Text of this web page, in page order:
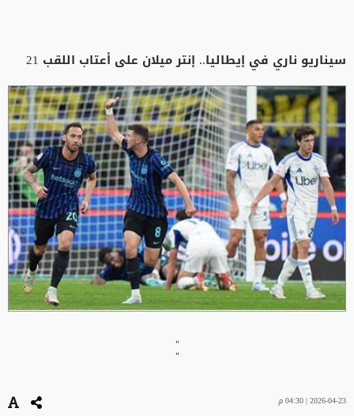
سيناريو ناري في إيطاليا.. إنتر ميلان على أعتاب اللقب 21
"
"
2026-04-23 | 04:30 م